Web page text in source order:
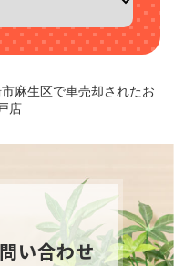
市麻生区で車売却されたお
店
い合わせ